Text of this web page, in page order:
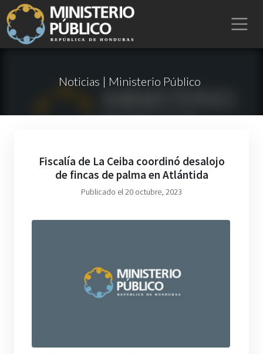
Noticias | Ministerio Público
Fiscalía de La Ceiba coordinó desalojo
de fincas de palma en Atlántida
Publicado el 20 octubre, 2023